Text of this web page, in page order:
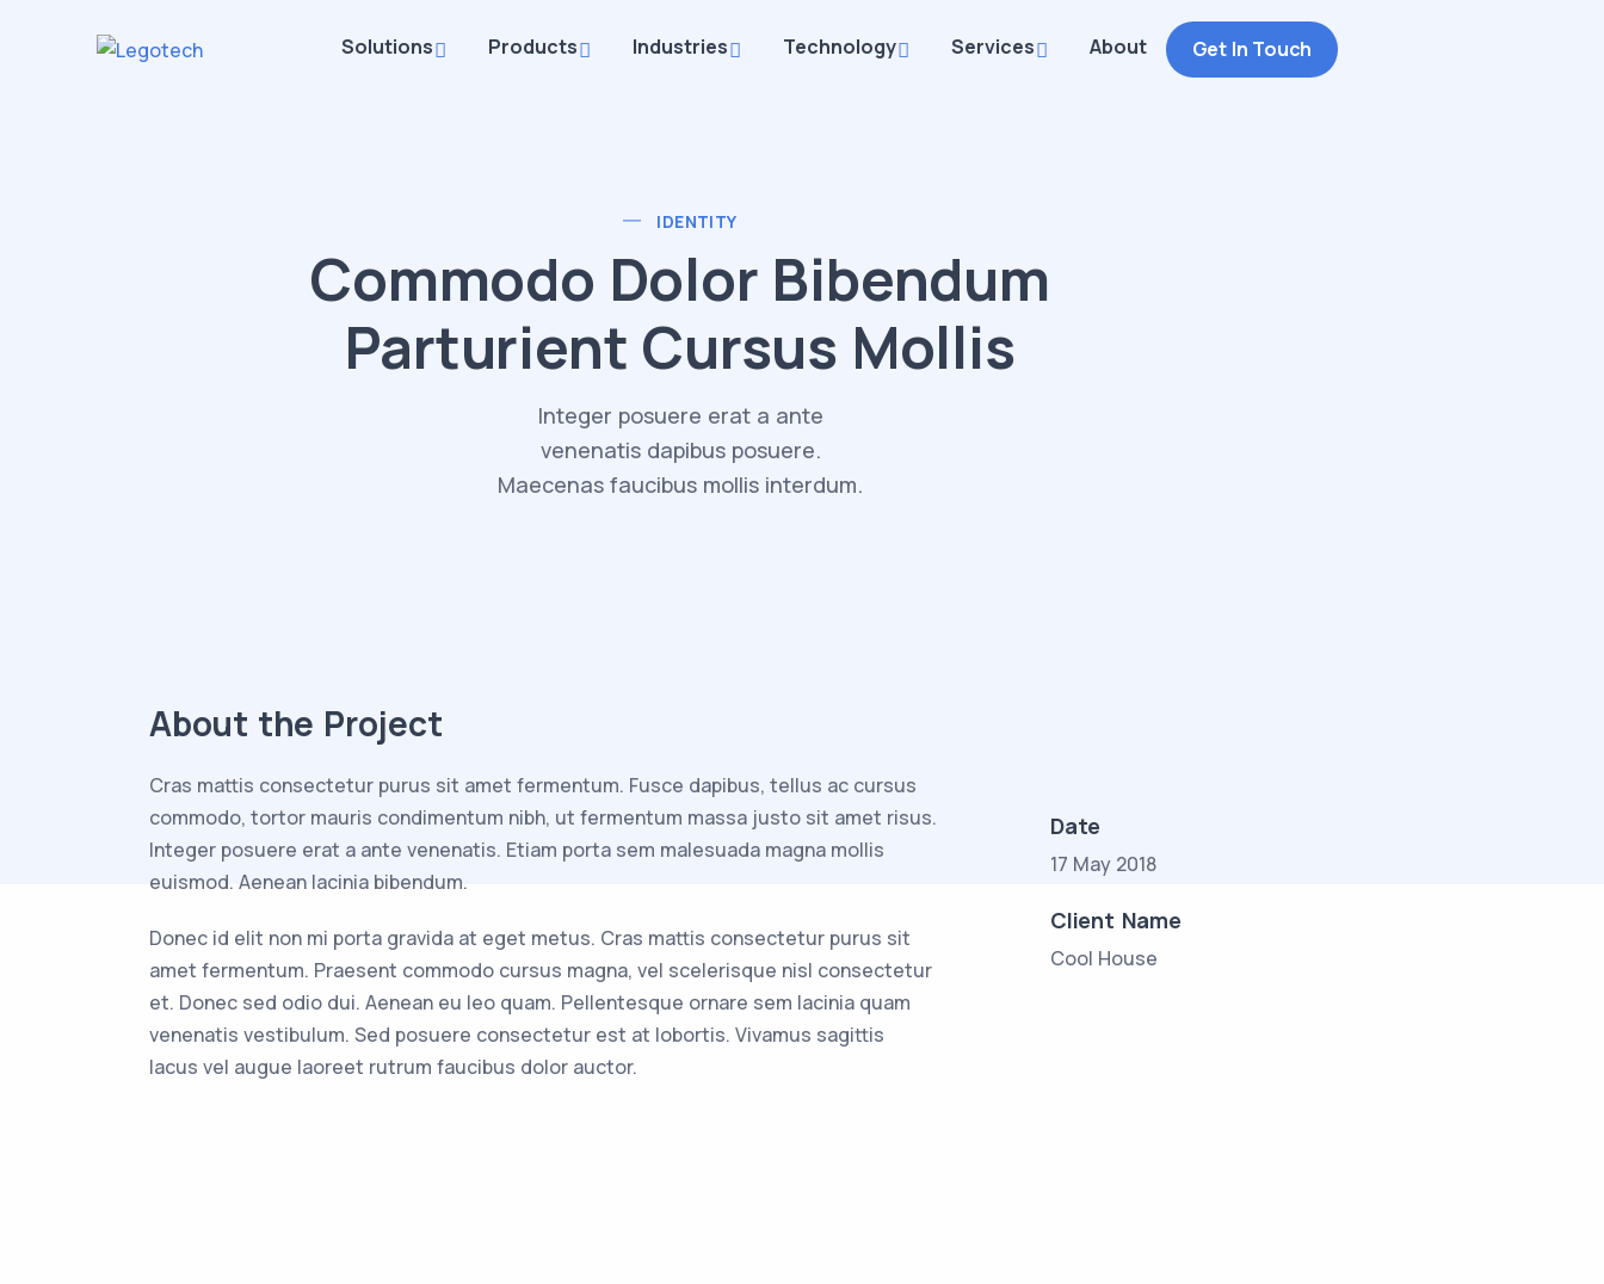
Solutions Products Industries Technology Services About Get In Touch
IDENTITY
Commodo Dolor Bibendum
Parturient Cursus Mollis
Integer posuere erat a ante
venenatis dapibus posuere.
Maecenas faucibus mollis interdum.
About the Project
Cras mattis consectetur purus sit amet fermentum. Fusce dapibus, tellus ac cursus
commodo, tortor mauris condimentum nibh, ut fermentum massa justo sit amet risus.
Integer posuere erat a ante venenatis. Etiam porta sem malesuada magna mollis
euismod. Aenean lacinia bibendum.
Donec id elit non mi porta gravida at eget metus. Cras mattis consectetur purus sit
amet fermentum. Praesent commodo cursus magna, vel scelerisque nisl consectetur
et. Donec sed odio dui. Aenean eu leo quam. Pellentesque ornare sem lacinia quam
venenatis vestibulum. Sed posuere consectetur est at lobortis. Vivamus sagittis
lacus vel augue laoreet rutrum faucibus dolor auctor.
Date
17 May 2018
Client Name
Cool House